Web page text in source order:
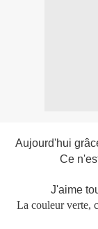
Aujourd'hui
Ce
J'aime
La couleur verte,